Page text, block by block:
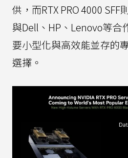
供，而RTX PRO 4000
與Dell、HP、Lenovo等合
要小型化與高效能並存的
選擇。